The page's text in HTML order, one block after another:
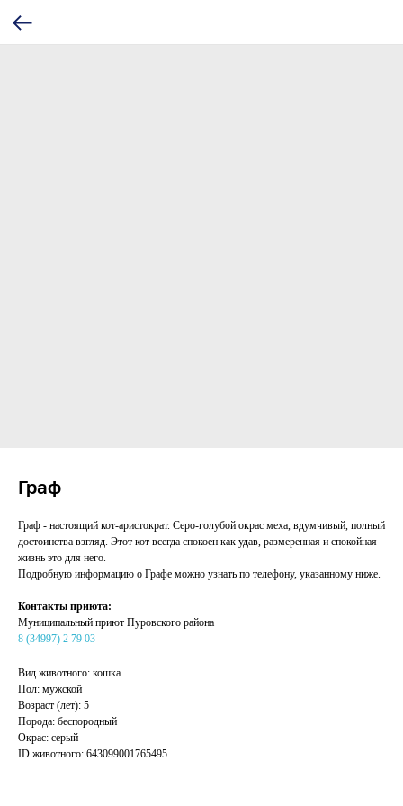
Граф
Граф - настоящий кот-аристократ. Серо-голубой окрас меха, вдумчивый, полный
достоинства взгляд. Этот кот всегда спокоен как удав, размеренная и спокойная
жизнь это для него.
Подробную информацию о Графе можно узнать по телефону, указанному ниже.
Контакты приюта:
Муниципальный приют Пуровского района
8 (34997) 2 79 03
Вид животного: кошка
Пол: мужской
Возраст (лет): 5
Порода: беспородный
Окрас: серый
ID животного: 643099001765495